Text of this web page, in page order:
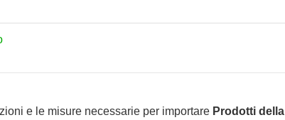
e le misure necessarie per importare Prodotti della